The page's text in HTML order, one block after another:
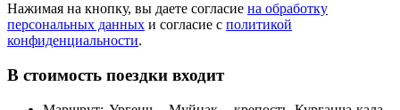
Нажимая на кнопку, вы даете согласие на обработку
персональных данных и согласие с политикой
конфиденциальности.
В стоимость поездки входит